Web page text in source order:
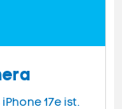
17e ist.